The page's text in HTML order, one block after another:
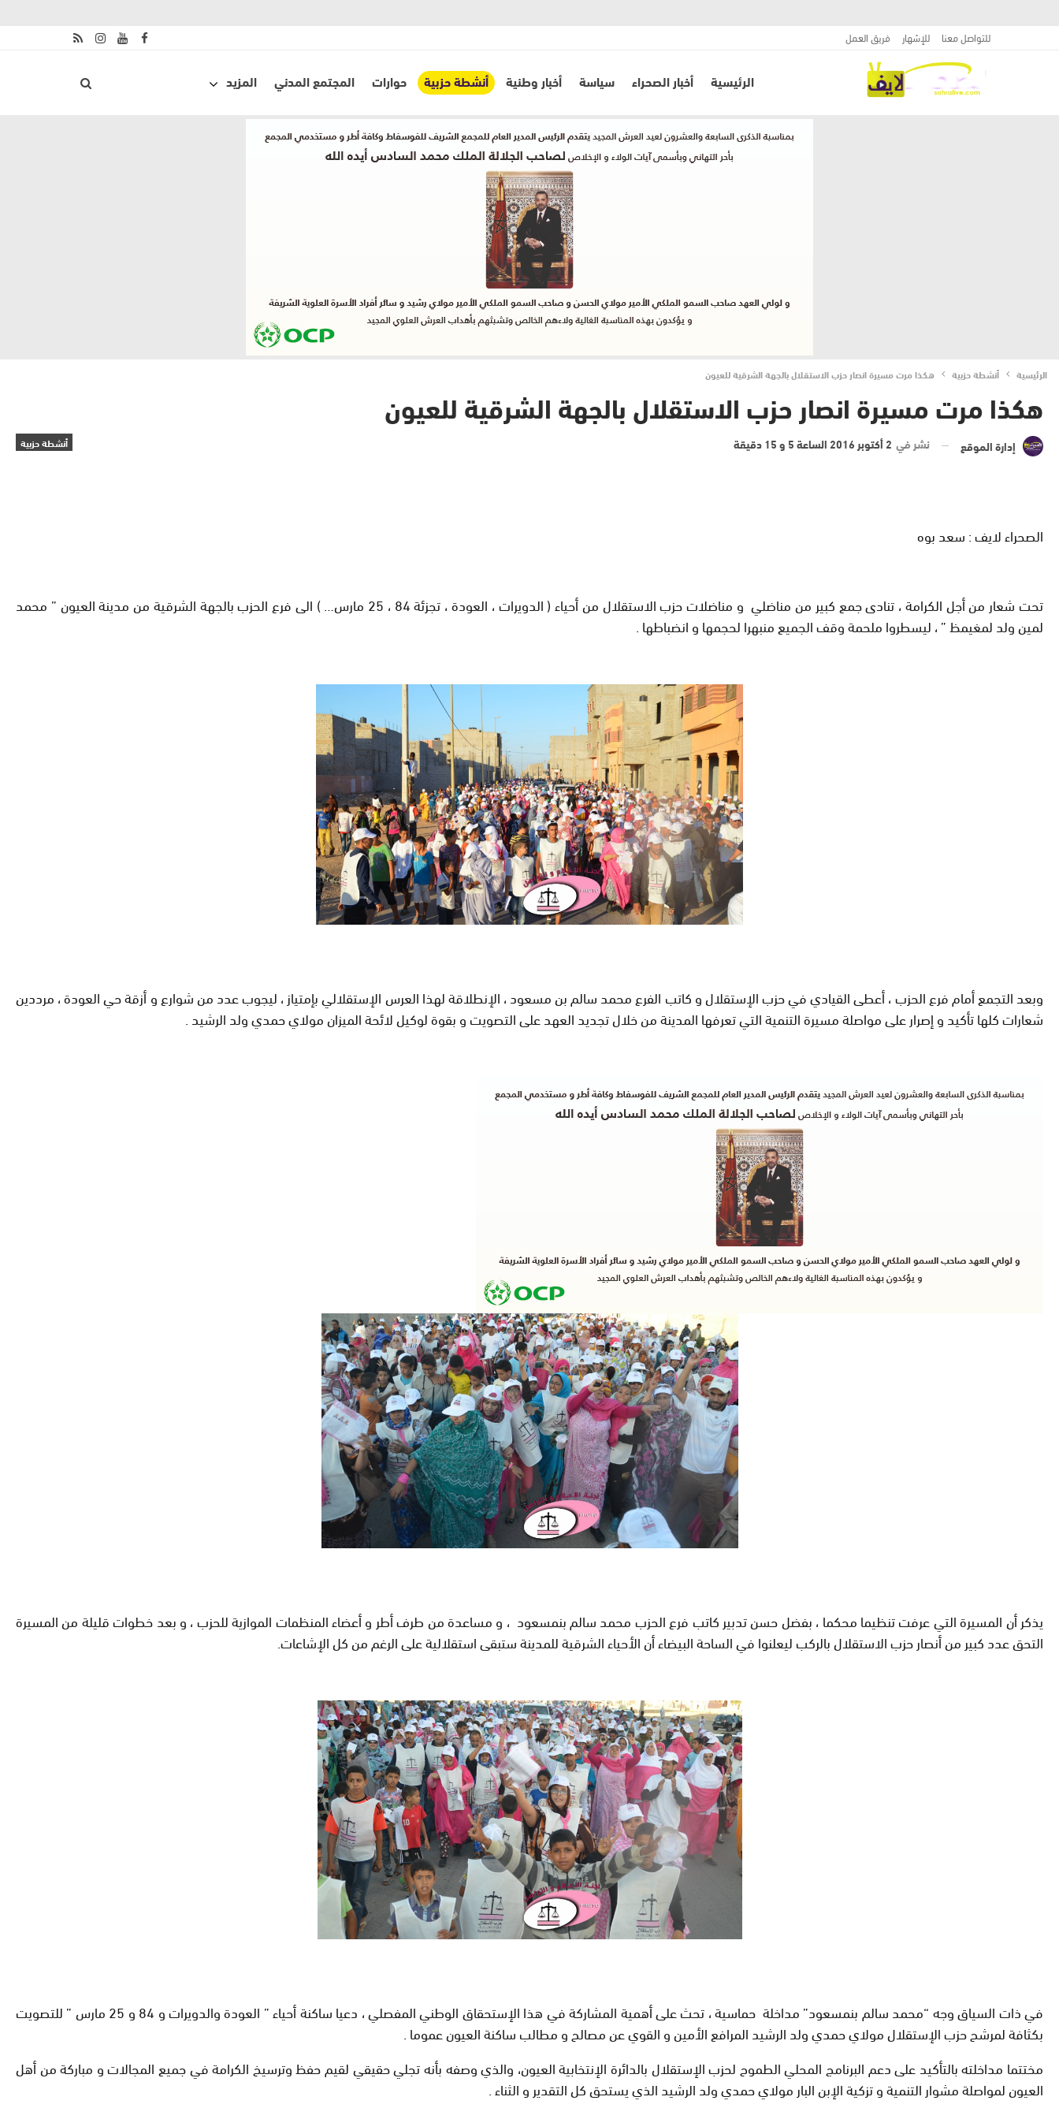
للتواصل معنا للإشهار فريق العمل
الرئيسية أخبار الصحراء سياسة أخبار وطنية أنشطة حزبية حوارات المجتمع المدني المزيد
الرئيسية أنشطة حزبية هكذا مرت مسيرة انصار حزب الاستقلال بالجهة الشرقية للعيون
هكذا مرت مسيرة انصار حزب الاستقلال بالجهة الشرقية للعيون
أنشطة حزبية إدارة الموقع نشر في 2 أكتوبر 2016 الساعة 5 و 15 دقيقة
الصحراء لايف : سعد بوه
تحت شعار من أجل الكرامة ، تنادى جمع كبير من مناضلي و مناضلات حزب الاستقلال من أحياء ( الدويرات ، العودة ، تجزئة 84 ، 25 مارس… ) الى فرع الحزب بالجهة الشرقية من مدينة العيون ” محمد
لمين ولد لمغيمظ ” ، ليسطروا ملحمة وقف الجميع منبهرا لحجمها و انضباطها .
وبعد التجمع أمام فرع الحزب ، أعطى القيادي في حزب الإستقلال و كاتب الفرع محمد سالم بن مسعود ، الإنطلاقة لهذا العرس الإستقلالي بإمتياز ، ليجوب عدد من شوارع و أزقة حي العودة ، مرددين
شعارات كلها تأكيد و إصرار على مواصلة مسيرة التنمية التي تعرفها المدينة من خلال تجديد العهد على التصويت و بقوة لوكيل لائحة الميزان مولاي حمدي ولد الرشيد .
يذكر أن المسيرة التي عرفت تنظيما محكما ، بفضل حسن تدبير كاتب فرع الحزب محمد سالم بنمسعود ، و مساعدة من طرف أطر و أعضاء المنظمات الموازية للحزب ، و بعد خطوات قليلة من المسيرة
التحق عدد كبير من أنصار حزب الاستقلال بالركب ليعلنوا في الساحة البيضاء أن الأحياء الشرقية للمدينة ستبقى استقلالية على الرغم من كل الإشاعات.
في ذات السياق وجه “محمد سالم بنمسعود” مداخلة حماسية ، تحث على أهمية المشاركة في هذا الإستحقاق الوطني المفصلي ، دعيا ساكنة أحياء ” العودة والدويرات و 84 و 25 مارس ” للتصويت
بكثافة لمرشح حزب الإستقلال مولاي حمدي ولد الرشيد المرافع الأمين و القوي عن مصالح و مطالب ساكنة العيون عموما .
مختتما مداخلته بالتأكيد على دعم البرنامج المحلي الطموح لحزب الإستقلال بالدائرة الإنتخابية العيون، والذي وصفه بأنه تجلي حقيقي لقيم حفظ وترسيخ الكرامة في جميع المجالات و مباركة من أهل
العيون لمواصلة مشوار التنمية و تزكية الإبن البار مولاي حمدي ولد الرشيد الذي يستحق كل التقدير و الثناء .